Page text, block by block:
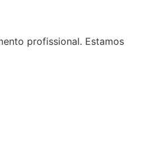
profissional. Estamos